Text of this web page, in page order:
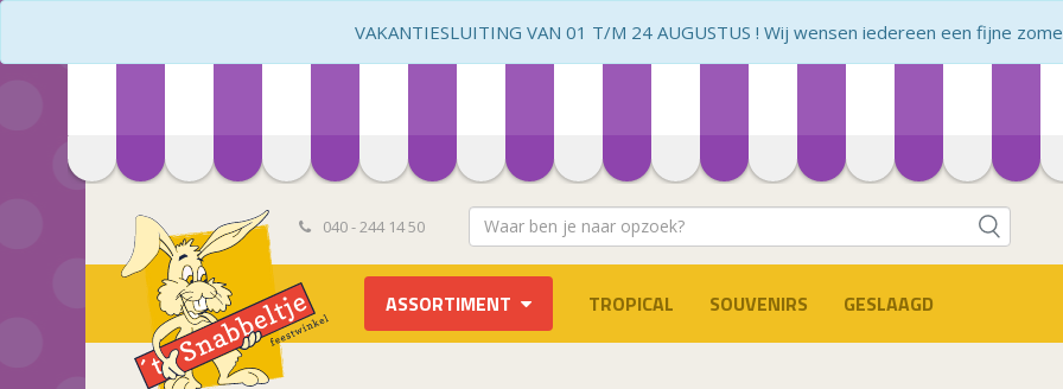
VAKANTIESLUITING VAN 01 T/M 24 AUGUSTUS ! Wij wensen iedereen een fijne
040 - 244 14 50
ASSORTIMENT TROPICAL SOUVENIRS GESLAAGD